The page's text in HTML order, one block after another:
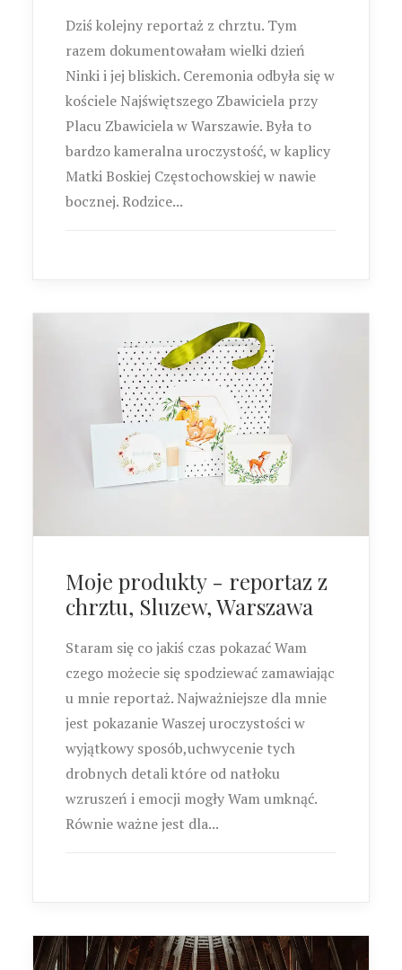
Dziś kolejny reportaż z chrztu. Tym
razem dokumentowałam wielki dzień
Ninki i jej bliskich. Ceremonia odbyła się w
kościele Najświętszego Zbawiciela przy
Placu Zbawiciela w Warszawie. Była to
bardzo kameralna uroczystość, w kaplicy
Matki Boskiej Częstochowskiej w nawie
bocznej. Rodzice...
Moje produkty - reportaz z
chrztu, Sluzew, Warszawa
Staram się co jakiś czas pokazać Wam
czego możecie się spodziewać zamawiając
u mnie reportaż. Najważniejsze dla mnie
jest pokazanie Waszej uroczystości w
wyjątkowy sposób,uchwycenie tych
drobnych detali które od natłoku
wzruszeń i emocji mogły Wam umknąć.
Równie ważne jest dla...